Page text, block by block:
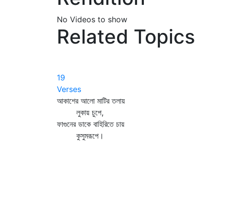
No Videos to show
Related Topics
19
Verses
আকাশের আলো মাটির তলায়
লুকায় চুপে,
ফাগুনের ডাকে বাহিরিতে চায়
কুসুমরূপে।